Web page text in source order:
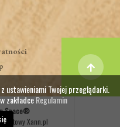
Space®
Xann.pl
ustawieniami Twojej przeglądarki.
zakładceRegulamin